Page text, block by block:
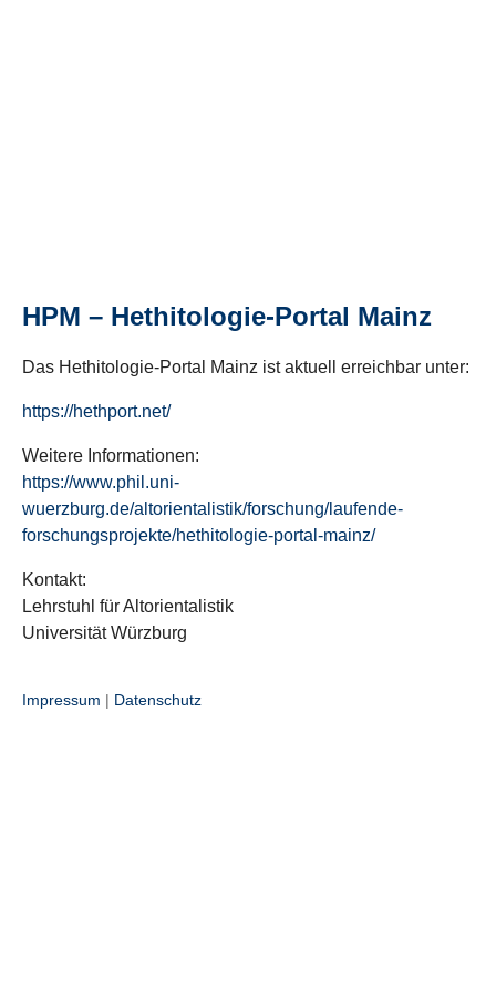
HPM – Hethitologie-Portal Mainz
Das Hethitologie-Portal Mainz ist aktuell erreichbar unter:
https://hethport.net/
Weitere Informationen:
https://www.phil.uni-
wuerzburg.de/altorientalistik/forschung/laufende-
forschungsprojekte/hethitologie-portal-mainz/
Kontakt:
Lehrstuhl für Altorientalistik
Universität Würzburg
Impressum | Datenschutz